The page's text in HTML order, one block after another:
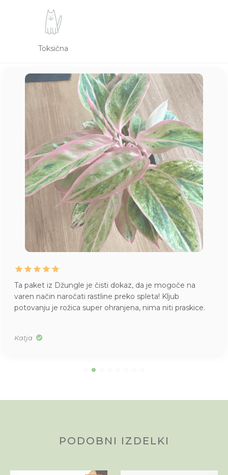
Toksična
Ta paket iz Džungle je čisti dokaz, da je mogoče na
varen način naročati rastline preko spleta! Kljub
potovanju je rožica super ohranjena, nima niti praskice.
Katja
PODOBNI IZDELKI